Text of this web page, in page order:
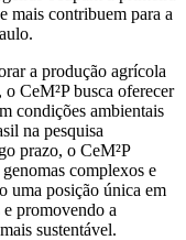
mais contribuem para a
a produção agrícola
CeM²P busca oferecer
condições ambientais
na pesquisa
prazo, o CeM²P
complexos e
uma posição única em
promovendo a
sustentável.